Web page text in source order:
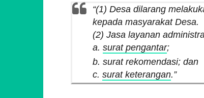
“(1) Desa dilarang
kepada masyarakat Desa.
(2) Jasa layanan
a. surat pengantar;
b. surat rekomendasi; dan
c. surat keterangan.”